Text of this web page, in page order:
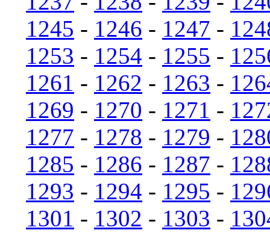
1245 - 1246 - 1247 -
1253 - 1254 - 1255 -
1261 - 1262 - 1263 -
1269 - 1270 - 1271 -
1277 - 1278 - 1279 -
1285 - 1286 - 1287 -
1293 - 1294 - 1295 -
1301 - 1302 - 1303 -